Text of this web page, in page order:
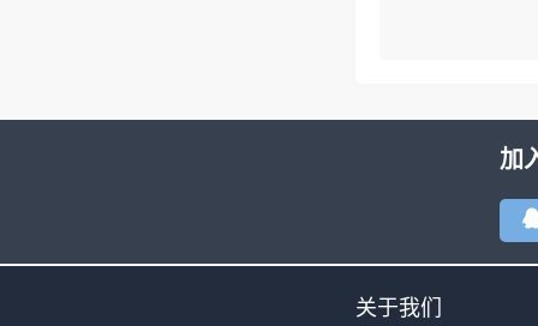
加
关于我们